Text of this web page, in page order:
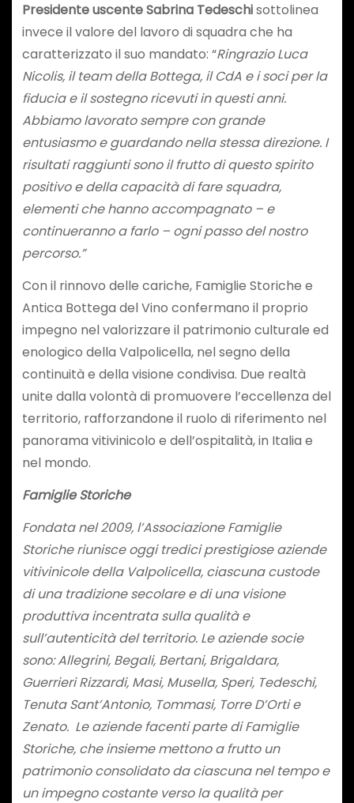
Presidente uscente Sabrina Tedeschisottolinea
invece il valore del lavoro di squadra che ha
caratterizzato il suo mandato: “Ringrazio Luca
Nicolis, il team della Bottega, il CdA e i soci per la
fiducia e il sostegno ricevuti in questi anni.
Abbiamo lavorato sempre con grande
entusiasmo e guardando nella stessa direzione. I
risultati raggiunti sono il frutto di questo spirito
positivo e della capacità di fare squadra,
elementi che hanno accompagnato – e
continueranno a farlo – ogni passo del nostro
percorso.”
Con il rinnovo delle cariche, Famiglie Storiche e
Antica Bottega del Vino confermano il proprio
impegno nel valorizzare il patrimonio culturale ed
enologico della Valpolicella, nel segno della
continuità e della visione condivisa. Due realtà
unite dalla volontà di promuovere l’eccellenza del
territorio, rafforzandone il ruolo di riferimento nel
panorama vitivinicolo e dell’ospitalità, in Italia e
nel mondo.
Famiglie Storiche
Fondata nel 2009, l’Associazione Famiglie
Storiche riunisce oggi tredici prestigiose aziende
vitivinicole della Valpolicella, ciascuna custode
di una tradizione secolare e di una visione
produttiva incentrata sulla qualità e
sull’autenticità del territorio. Le aziende socie
sono: Allegrini, Begali, Bertani, Brigaldara,
Guerrieri Rizzardi, Masi, Musella, Speri, Tedeschi,
Tenuta Sant’Antonio, Tommasi, Torre D’Orti e
Zenato. Le aziende facenti parte di Famiglie
Storiche, che insieme mettono a frutto un
patrimonio consolidato da ciascuna nel tempo e
un impegno costante verso la qualità per